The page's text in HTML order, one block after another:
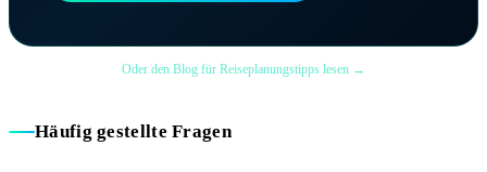
Oder den Blog für Reiseplanungstipps lesen →
Häufig gestellte Fragen